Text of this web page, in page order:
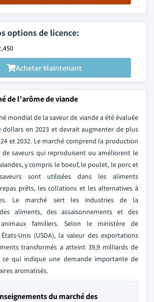
options de licence:
Acheter Maintenant
de l'arôme de viande
mondial de la saveur de viande a été évaluée
dollars en 2023 et devrait augmenter de plus
et 2032. Le marché comprend la production
saveurs qui reproduisent ou améliorent le
y compris le boeuf, le poulet, le porc et
sont utilisées dans les aliments
prêts, les collations et les alternatives à
Le marché sert les industries de la
aliments, des assaisonnements et des
familiers. Selon le ministère de
Unis (USDA), la valeur des exportations
transformés a atteint 39,9 milliards de
ce qui indique une demande importante de
aromatisés.
du marché des